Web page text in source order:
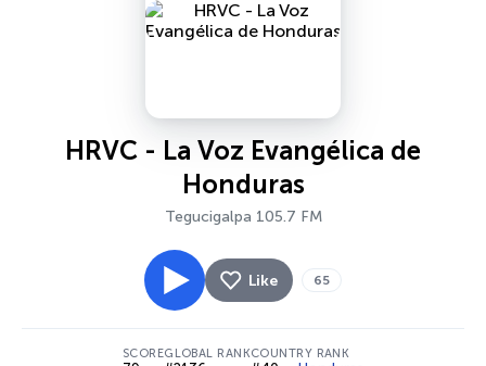
HRVC - La Voz Evangélica de
Honduras
Tegucigalpa 105.7 FM
Like 65
SCOREGLOBAL RANKCOUNTRY RANK